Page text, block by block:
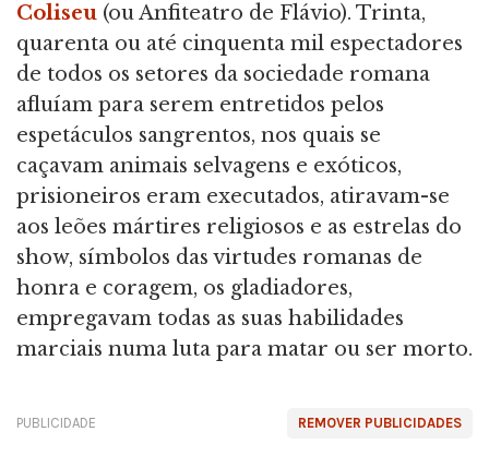
Coliseu (ou Anfiteatro de Flávio). Trinta,
quarenta ou até cinquenta mil espectadores
de todos os setores da sociedade romana
afluíam para serem entretidos pelos
espetáculos sangrentos, nos quais se
caçavam animais selvagens e exóticos,
prisioneiros eram executados, atiravam-se
aos leões mártires religiosos e as estrelas do
show, símbolos das virtudes romanas de
honra e coragem, os gladiadores,
empregavam todas as suas habilidades
marciais numa luta para matar ou ser morto.
REMOVER PUBLICIDADES
PUBLICIDADE